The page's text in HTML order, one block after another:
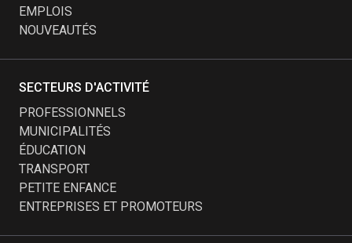
PROGRAMMES D'ENTRETIEN
EMPLOIS
SECTEURS D'ACTIVITÉ
PROFESSIONNELS
MUNICIPALITÉS
ÉDUCATION
TRANSPORT
PETITE ENFANCE